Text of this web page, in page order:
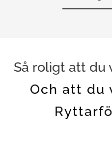
Så roligt att du
Och att du